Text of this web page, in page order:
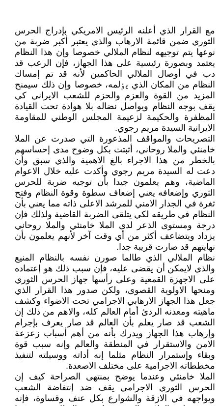
مع القرار الذي أعلنه الرئيس الامريکي بإدراج الحرس
الثوري ضمن قائمة الارهاب والذي يعتبر أکبر ضربة من
نوعها يتم توجيهه لنظام الملالي خصوصا وإن هذا النظام
يعتمد وبصورة رئيسية على هذا الجهاز، فإن الرعب قد
دب في أوصال الملالي الحاکمين لأنه قد تم إمساك
النظام من المکان الذي يٶلمه، خصوصا وإن ذلك سيمنح
المزيد من القوة والعزم والحزم للشعب الايراني کي
يقف بوجه النظام ويواصل نضاله بلا هوادة تحت القيادة
المظفرة والحکيمة لزعيمة المجلس الوطني للمقاومة
الايرانية السيدة مريم رجوي.
التصريحات والمواقف المذعورة التي صدرت عن الملا
خامنئي والملا روحاني، أثبتت بکل وضوح مدى إحساسهم
بالخطر من هذا الاجراء بالغ الاهمية والذي سبق وأن
دعت له السيدة مريم رجوي وأکدت عليه خلال الاعوام
الماضية، وهم يعلمون جيدا بأن توجيه ضربة للحرس
الثوري وإضعافه يعني إضعاف سطوة وقوة النظام وفتح
ثغرة في الجدار الامني للمرشد الاعلى ذاته مما يعني بأن
النظام في طريقه لکي يتلقى الضربة القاضية ولذلك فإن
درجة ومستوى الذعر لدى الملا خامنئي والملا روحاني
يزداد ويتضاعف أکثر من أي وقت آخر لأنهم يعلمون بأن
نهايتهم قد صارت قريبة جدا.
نظام الملالي الذي طالما صورن نفسه بالنظام المنيع
والذي لايمکن أن يقضى عليه، فإن سبب ذلك هو إعتماده
على الاجهزة القمعية وعلى رأسها جهاز الحرس الثوري
ومنحها الاولوية القصوى، ولکن صدور هذا القرار الذي
جعل هذا الجهاز الارهابي الاجرامي تحت الاضواء وکشف
ماهيته ومعدنه الردئ أمام العالم کله، والاهم من ذلك إن
الشعب قد صار يعلم بأن العالم قد صار يعرف بإجرام
وإرهاب هذا الجهاز ويدرك بأنه من أهم أسباب زعزعة
الامن والاستقرار في المنطقة والعالم وإنه سبب قوة
وبقاء وإستمرار النظام مثلما إنه أداته ووسيلته لتنفيذ
مخططاته الاجرامية على مختلف الاصعدة.
الملا خامنئي وعندما يوضح بمنتهى الصراحة کيف إن
الحرس الثوري الاجرامي يقف ضد إنتفاضة الشعب
ويواجهه في الازقة والشوارع بکل عنف وقساوة، فإنه